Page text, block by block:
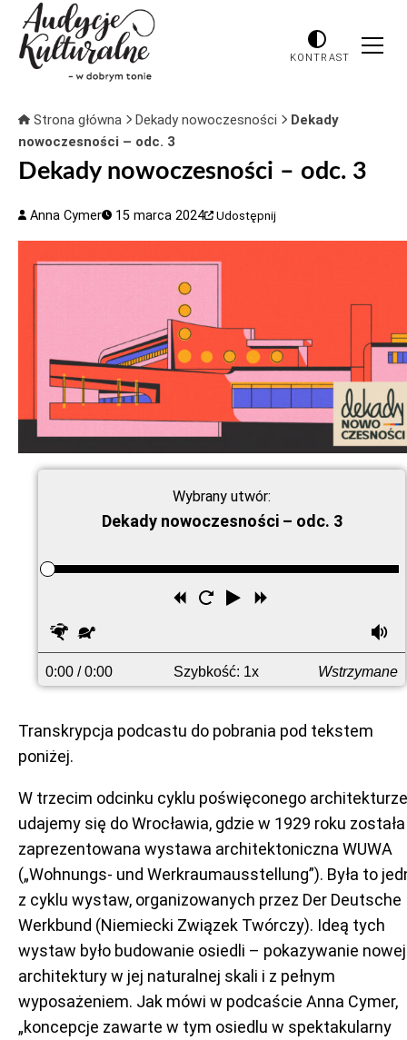
KONTRAST
Strona główna Dekady nowoczesności
Dekady
nowoczesności – odc. 3
Dekady nowoczesności – odc. 3
Anna Cymer 15 marca 2024 Udostępnij
Wybrany utwór:
Dekady nowoczesności – odc. 3
Odtwórz
Uruchom
Przewiń
przodu
Szybciej
0:00 / 0:00 Szybkość: 1x Wstrzymane
Transkrypcja podcastu do pobrania pod tekstem
poniżej.
W trzecim odcinku cyklu poświęconego architekturze
udajemy się do Wrocławia, gdzie w 1929 roku została
zaprezentowana wystawa architektoniczna WUWA
(„Wohnungs- und Werkraumausstellung”). Była to
z cyklu wystaw, organizowanych przez Der Deutsche
Werkbund (Niemiecki Związek Twórczy). Ideą tych
wystaw było budowanie osiedli – pokazywanie nowej
architektury w jej naturalnej skali i z pełnym
wyposażeniem. Jak mówi w podcaście Anna Cymer,
„koncepcje zawarte w tym osiedlu w spektakularny